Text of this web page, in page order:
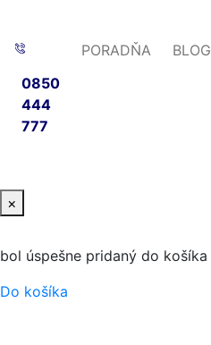
0850
444
777
PORADŇA BLOG
×
bol úspešne pridaný do košíka
Do košíka